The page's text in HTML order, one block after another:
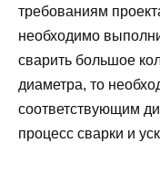
требованиям
необходимо
сварить большое
диаметра, то
соответствующим
процесс сварки и